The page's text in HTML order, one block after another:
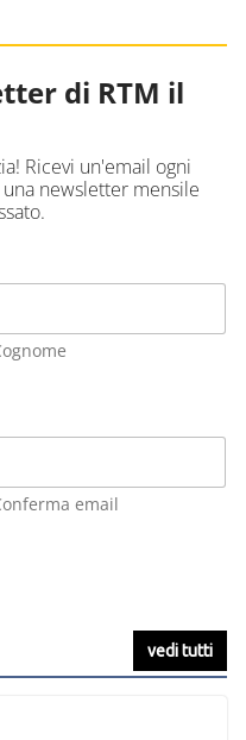
di RTM il
Ricevi un'email ogni
newsletter mensile
email
vedi tutti